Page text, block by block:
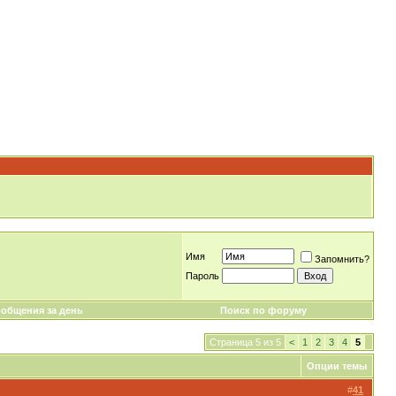
Имя
Запомнить?
Пароль
за день Поиск по форуму
Страница 5 из 5 < 1 2 3 4 5
Опции темы
#41